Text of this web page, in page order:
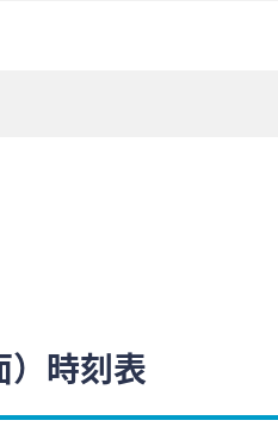
時刻表